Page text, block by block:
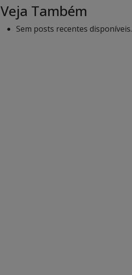
Veja Também
Sem posts recentes disponíveis.